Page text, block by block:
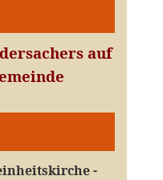
auf
-